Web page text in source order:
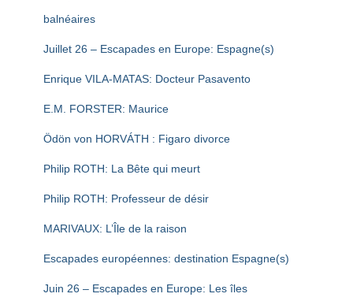
balnéaires
Juillet 26 – Escapades en Europe: Espagne(s)
Enrique VILA-MATAS: Docteur Pasavento
E.M. FORSTER: Maurice
Ödön von HORVÁTH : Figaro divorce
Philip ROTH: La Bête qui meurt
Philip ROTH: Professeur de désir
MARIVAUX: L’Île de la raison
Escapades européennes: destination Espagne(s)
Juin 26 – Escapades en Europe: Les îles